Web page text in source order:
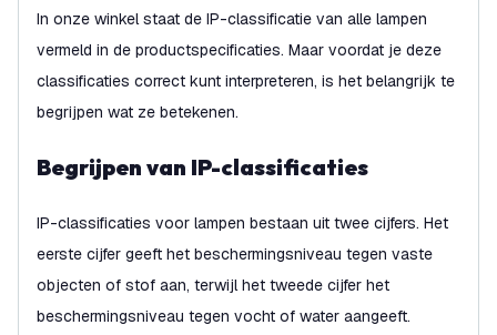
In onze winkel staat de IP-classificatie van alle lampen
vermeld in de productspecificaties. Maar voordat je deze
classificaties correct kunt interpreteren, is het belangrijk te
begrijpen wat ze betekenen.
Begrijpen van IP-classificaties
IP-classificaties voor lampen bestaan uit twee cijfers. Het
eerste cijfer geeft het beschermingsniveau tegen vaste
objecten of stof aan, terwijl het tweede cijfer het
beschermingsniveau tegen vocht of water aangeeft.